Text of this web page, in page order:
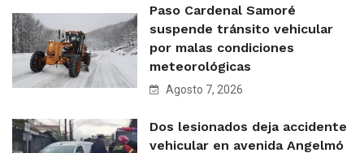
Paso Cardenal Samoré
suspende tránsito vehicular
por malas condiciones
meteorológicas
Agosto 7, 2026
Dos lesionados deja accidente
vehicular en avenida Angelmó